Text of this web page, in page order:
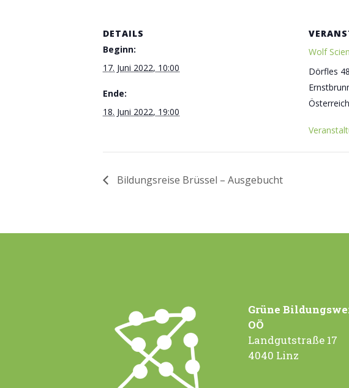
DETAILS
Beginn:
17. Juni 2022, 10:00
Ende:
18. Juni 2022, 19:00
Wolf
Dörfles
Österreich
Bildungsreise Brüssel – Ausgebucht
Grüne
OÖ
Landgutstraße 17
4040 Linz